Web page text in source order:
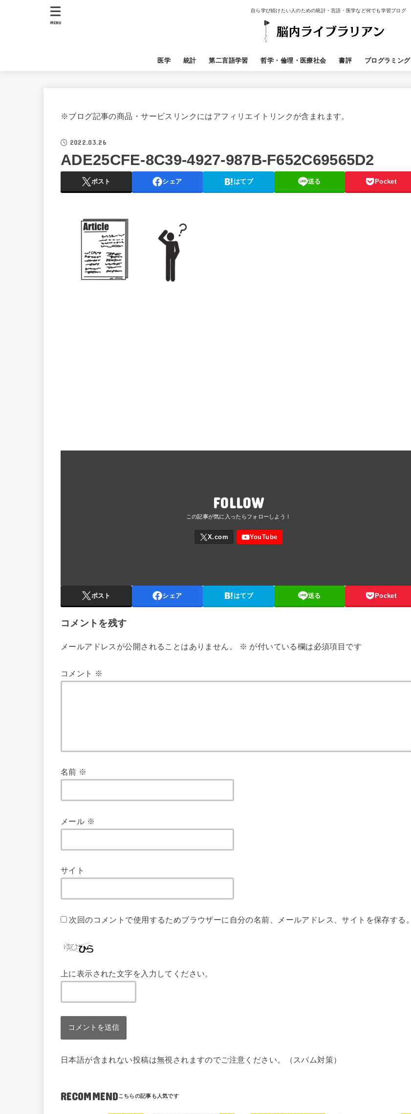
自ら学び続けたい人のための統計・言語・医学など何でも学習ブログ
医学 統計 第二言語学習 哲学・倫理・医療社会 書評 プログラミング
MENU
※ブログ記事の商品・サービスリンクにはアフィリエイトリンクが含まれます。
2022.03.26
ADE25CFE-8C39-4927-987B-F652C69565D2
ポスト シェア はてブ 送る Pocket
FOLLOW
ポスト シェア はてブ 送る Pocket
コメントを残す
メールアドレスが公開されることはありません。 ※ が付いている欄は必須項目です
コメント ※
名前 ※
メール ※
サイト
次回のコメントで使用するためブラウザーに自分の名前、メールアドレス、サイトを保存する。
上に表示された文字を入力してください。
日本語が含まれない投稿は無視されますのでご注意ください。（スパム対策）
RECOMMEND